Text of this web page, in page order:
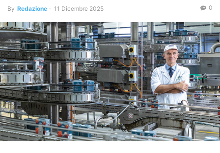
By Redazione - 11 Dicembre 2025 0